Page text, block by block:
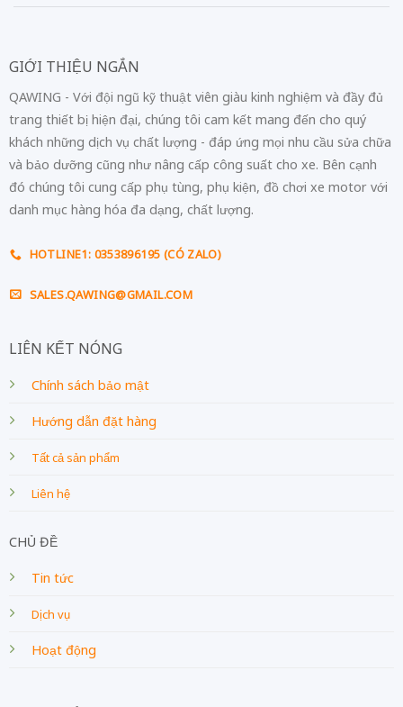
GIỚI THIỆU NGẮN
QAWING - Với đội ngũ kỹ thuật viên giàu kinh nghiệm và đầy đủ
trang thiết bị hiện đại, chúng tôi cam kết mang đến cho quý
khách những dịch vụ chất lượng - đáp ứng mọi nhu cầu sửa chữa
và bảo dưỡng cũng như nâng cấp công suất cho xe. Bên cạnh
đó chúng tôi cung cấp phụ tùng, phụ kiện, đồ chơi xe motor với
danh mục hàng hóa đa dạng, chất lượng.
HOTLINE1: 0353896195 (CÓ ZALO)
SALES.QAWING@GMAIL.COM
LIÊN KẾT NÓNG
Chính sách bảo mật
Hướng dẫn đặt hàng
Tất cả sản phẩm
Liên hệ
CHỦ ĐỀ
Tin tức
Dịch vụ
Hoạt động